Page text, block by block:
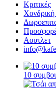
Κριτικές
Αουτλετ
10